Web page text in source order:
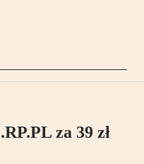
za 39 zł